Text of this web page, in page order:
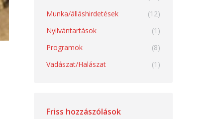
Munka/álláshirdetések
(12)
Nyilvántartások
(1)
Programok
(8)
Vadászat/Halászat
(1)
Friss hozzászólások